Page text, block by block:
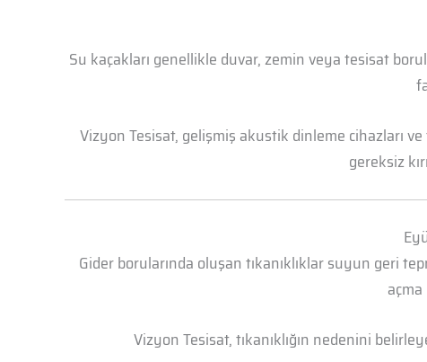
Su kaçakları genellikle duvar, zemin veya tesisat
Vizyon Tesisat, gelişmiş akustik dinleme cihazları
gereksiz
Gider borularında oluşan tıkanıklıklar suyun geri
Vizyon Tesisat, tıkanıklığın nedenini